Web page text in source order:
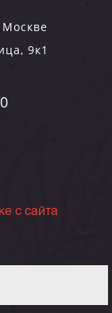
9к1
с сайта